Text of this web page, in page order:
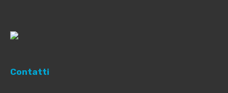
Contatti